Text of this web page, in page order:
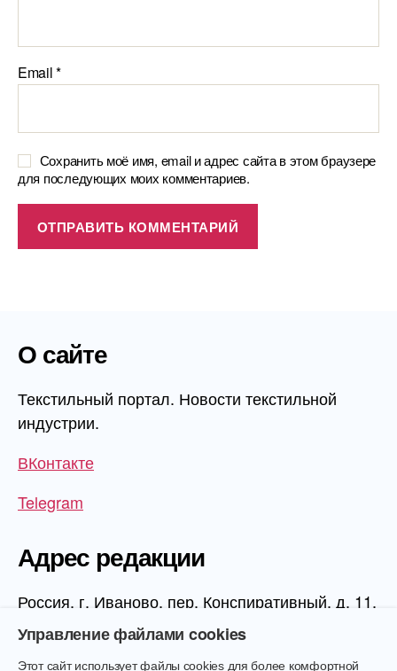
Email*
Сохранить моё имя, email и адрес сайта в этом браузере
для последующих моих комментариев.
О сайте
Текстильный портал. Новости текстильной
индустрии.
ВКонтакте
Telegram
Адрес редакции
Россия, г. Иваново, пер. Конспиративный, д. 11,
1 этаж, офис 1006
Управление файлами cookies
Этот сайт использует файлы cookies для более комфортной